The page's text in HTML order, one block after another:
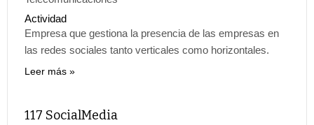
Actividad
Empresa que gestiona la presencia de las empresas en
las redes sociales tanto verticales como horizontales.
Leer más
117 SocialMedia